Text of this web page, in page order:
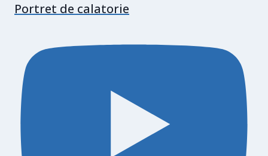
Portret de calatorie